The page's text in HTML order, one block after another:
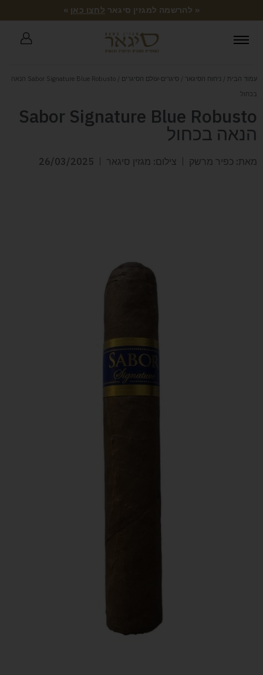
« להרשמה למגזין סיגאר לחצו כאן »
עמוד הבית / ניחוח הסיגאר / סיגרים-עולם הסיגרים
/ Sabor Signature Blue Robusto הנאה
בכחול
Sabor Signature Blue Robusto
הנאה בכחול
מאת: כפיר מרשק צילום: מגזין סיגאר 26/03/2025